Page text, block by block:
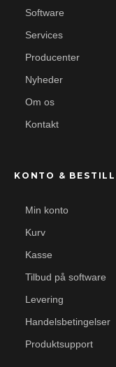
Software
Services
Producenter
Nyheder
Om os
Kontakt
KONTO &
Min konto
Kurv
Kasse
Tilbud på software
Levering
Handelsbetingelser
Produktsupport